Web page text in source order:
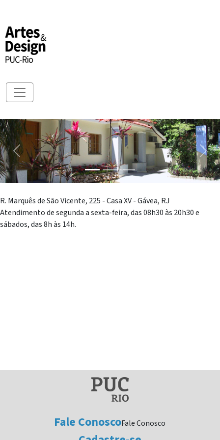
Previous Next
R. Marquês de São Vicente, 225 - Casa XV - Gávea, RJ
Atendimento de segunda a sexta-feira, das 08h30 às 20h30 e
sábados, das 8h às 14h.
Fale ConoscoFale Conosco